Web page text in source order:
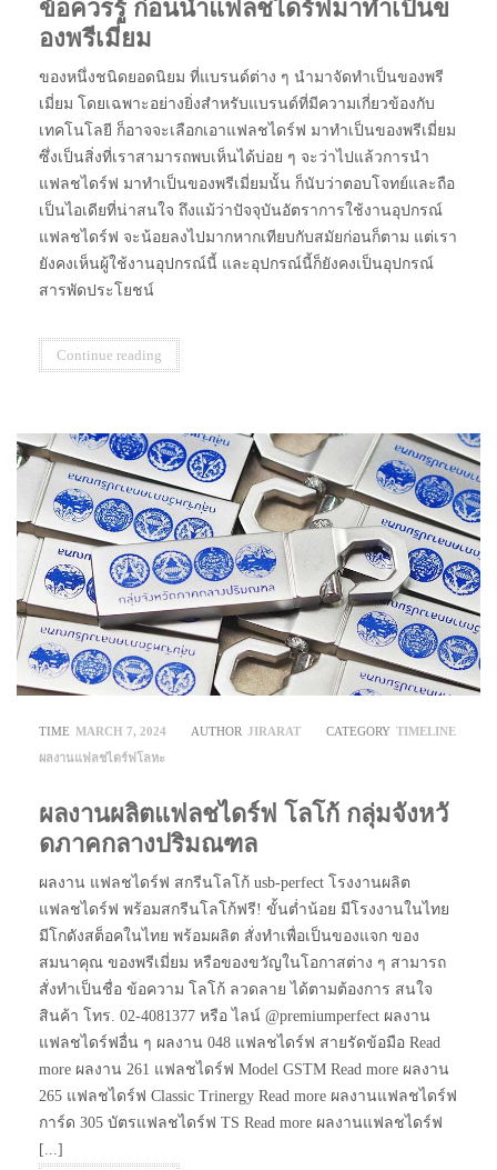
ข้อควรรู้ ก่อนนำแฟลชไดร์ฟมาทำเป็นข
องพรีเมี่ยม
ของหนึ่งชนิดยอดนิยม ที่แบรนด์ต่าง ๆ นำมาจัดทำเป็นของพรี
เมี่ยม โดยเฉพาะอย่างยิ่งสำหรับแบรนด์ที่มีความเกี่ยวข้องกับ
เทคโนโลยี ก็อาจจะเลือกเอาแฟลชไดร์ฟ มาทำเป็นของพรีเมี่ยม
ซึ่งเป็นสิ่งที่เราสามารถพบเห็นได้บ่อย ๆ จะว่าไปแล้วการนำ
แฟลชไดร์ฟ มาทำเป็นของพรีเมี่ยมนั้น ก็นับว่าตอบโจทย์และถือ
เป็นไอเดียที่น่าสนใจ ถึงแม้ว่าปัจจุบันอัตราการใช้งานอุปกรณ์
แฟลชไดร์ฟ จะน้อยลงไปมากหากเทียบกับสมัยก่อนก็ตาม แต่เรา
ยังคงเห็นผู้ใช้งานอุปกรณ์นี้ และอุปกรณ์นี้ก็ยังคงเป็นอุปกรณ์
สารพัดประโยชน์
Continue reading
TIME MARCH 7, 2024 AUTHOR JIRARAT CATEGORY TIMELINE
ผลงานแฟลชไดร์ฟโลหะ
ผลงานผลิตแฟลชไดร์ฟ โลโก้ กลุ่มจังหวั
ดภาคกลางปริมณฑล
ผลงาน แฟลชไดร์ฟ สกรีนโลโก้ usb-perfect โรงงานผลิต
แฟลชไดร์ฟ พร้อมสกรีนโลโก้ฟรี! ขั้นต่ำน้อย มีโรงงานในไทย
มีโกดังสต็อคในไทย พร้อมผลิต สั่งทำเพื่อเป็นของแจก ของ
สมนาคุณ ของพรีเมี่ยม หรือของขวัญในโอกาสต่าง ๆ สามารถ
สั่งทำเป็นชื่อ ข้อความ โลโก้ ลวดลาย ได้ตามต้องการ สนใจ
สินค้า โทร. 02-4081377 หรือ ไลน์ @premiumperfect ผลงาน
แฟลชไดร์ฟอื่น ๆ ผลงาน 048 แฟลชไดร์ฟ สายรัดข้อมือ Read
more ผลงาน 261 แฟลชไดร์ฟ Model GSTM Read more ผลงาน
265 แฟลชไดร์ฟ Classic Trinergy Read more ผลงานแฟลชไดร์ฟ
การ์ด 305 บัตรแฟลชไดร์ฟ TS Read more ผลงานแฟลชไดร์ฟ
[...]